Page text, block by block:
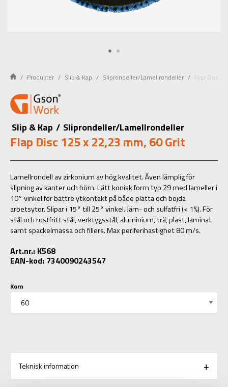
Produkter Slip & Kap Sliprondeller/Lamellrondeller Flap Disc
Slip & Kap / Sliprondeller/Lamellrondeller
Flap Disc 125 x 22,23 mm, 60 Grit
Lamellrondell av zirkonium av hög kvalitet. Även lämplig för
slipning av kanter och hörn. Lätt konisk form typ 29 med lameller i
10° vinkel för bättre ytkontakt på både platta och böjda
arbetsytor. Slipar i 15° till 25° vinkel. Järn- och sulfatfri (< 1%). För
stål och rostfritt stål, verktygsstål, aluminium, trä, plast, laminat
samt spackelmassa och fillers. Max periferihastighet 80 m/s.
Art.nr.: K568
EAN-kod: 7340090243547
Korn
Teknisk information